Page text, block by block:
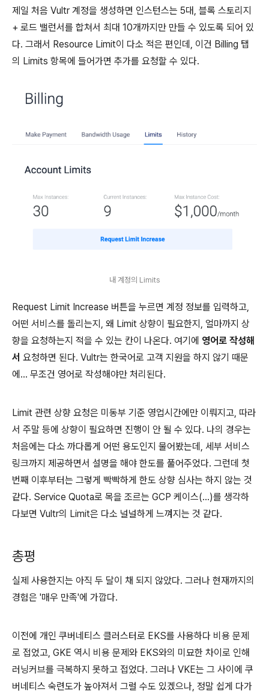
제일 처음 Vultr 계정을 생성하면 인스턴스는 5대, 블록 스토리지
+ 로드 밸런서를 합쳐서 최대 10개까지만 만들 수 있도록 되어 있
다. 그래서 Resource Limit이 다소 적은 편인데, 이건 Billing 탭
의 Limits 항목에 들어가면 추가를 요청할 수 있다.
내 계정의 Limits
Request Limit Increase 버튼을 누르면 계정 정보를 입력하고,
어떤 서비스를 돌리는지, 왜 Limit 상향이 필요한지, 얼마까지 상
향을 요청하는지 적을 수 있는 칸이 나온다. 여기에 영어로 작성해
서 요청하면 된다. Vultr는 한국어로 고객 지원을 하지 않기 때문
에... 무조건 영어로 작성해야만 처리된다.
Limit 관련 상향 요청은 미동부 기준 영업시간에만 이뤄지고, 따라
서 주말 등에 상향이 필요하면 진행이 안 될 수 있다. 나의 경우는
처음에는 다소 까다롭게 어떤 용도인지 물어봤는데, 세부 서비스
링크까지 제공하면서 설명을 해야 한도를 풀어주었다. 그런데 첫
번째 이후부터는 그렇게 빡빡하게 한도 상향 심사는 하지 않는 것
같다. Service Quota로 목을 조르는 GCP 케이스(...)를 생각하
다보면 Vultr의 Limit은 다소 널널하게 느껴지는 것 같다.
총평
실제 사용한지는 아직 두 달이 채 되지 않았다. 그러나 현재까지의
경험은 '매우 만족'에 가깝다.
이전에 개인 쿠버네티스 클러스터로 EKS를 사용하다 비용 문제
로 접었고, GKE 역시 비용 문제와 EKS와의 미묘한 차이로 인해
러닝커브를 극복하지 못하고 접었다. 그러나 VKE는 그 사이에 쿠
버네티스 숙련도가 높아져서 그럴 수도 있겠으나, 정말 쉽게 다가